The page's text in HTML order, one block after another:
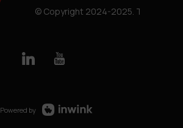
© Copyright 2024-2025. Tous
Powered by